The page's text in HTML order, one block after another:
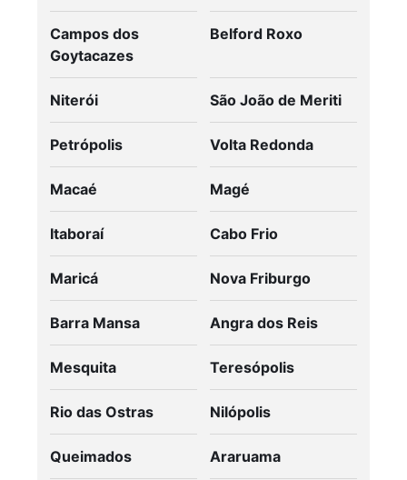
Campos dos
Goytacazes
Belford Roxo
Niterói São João de Meriti
Petrópolis Volta Redonda
Macaé Magé
Itaboraí Cabo Frio
Maricá Nova Friburgo
Barra Mansa Angra dos Reis
Mesquita Teresópolis
Rio das Ostras Nilópolis
Queimados Araruama